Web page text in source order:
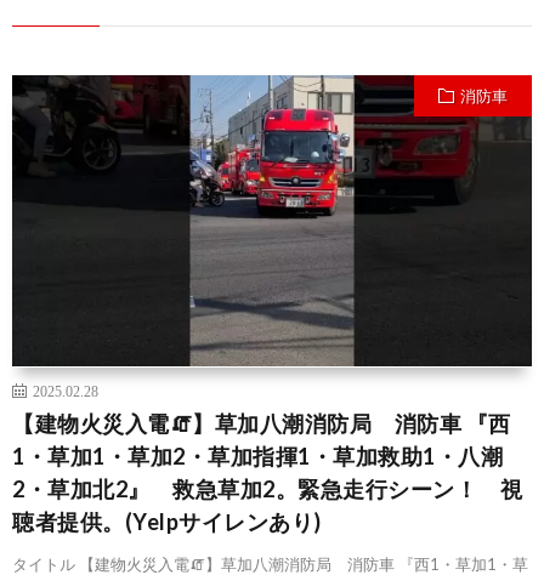
消防車
2025.02.28
【建物火災入電🧯】草加八潮消防局 消防車 『西
1・草加1・草加2・草加指揮1・草加救助1・八潮
2・草加北2』 救急草加2。緊急走行シーン！ 視
聴者提供。(Yelpサイレンあり)
タイトル 【建物火災入電🧯】草加八潮消防局 消防車 『西1・草加1・草